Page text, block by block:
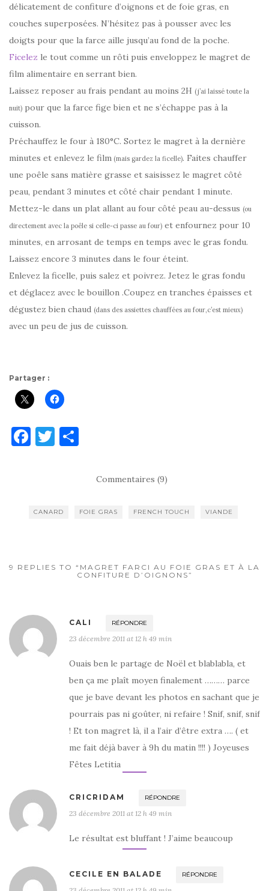
délicatement de confiture d’oignons et de foie gras, en
couches superposées. N’hésitez pas à pousser avec les
doigts pour que la farce aille jusqu’au fond de la poche.
Ficelez le tout comme un rôti puis enveloppez le magret de
film alimentaire en serrant bien.
Laissez reposer au frais pendant au moins 2H (j’ai laissé toute la
nuit) pour que la farce fige bien et ne s’échappe pas à la
cuisson.
Préchauffez le four à 180°C. Sortez le magret à la dernière
minutes et enlevez le film (mais gardez la ficelle). Faites chauffer
une poêle sans matière grasse et saisissez le magret côté
peau, pendant 3 minutes et côté chair pendant 1 minute.
Mettez-le dans un plat allant au four côté peau au-dessus (ou
directement avec la poêle si celle-ci passe au four) et enfournez pour 10
minutes, en arrosant de temps en temps avec le gras fondu.
Laissez encore 3 minutes dans le four éteint.
Enlevez la ficelle, puis salez et poivrez. Jetez le gras fondu
et déglacez avec le bouillon .Coupez en tranches épaisses et
dégustez bien chaud (dans des assiettes chauffées au four,c’est mieux)
avec un peu de jus de cuisson.
Partager :
F
b
k
T
r er
Commentaires (9)
CANARD FOIE GRAS FRENCH TOUCH VIANDE
9 REPLIES TO “MAGRET FARCI AU FOIE GRAS ET À LA
CONFITURE D’OIGNONS”
CALI RÉPONDRE
23 décembre 2011 at 12 h 49 min
Ouais ben le partage de Noël et blablabla, et
ben ça me plaît moyen finalement ……… parce
que je bave devant les photos en sachant que je
pourrais pas ni goûter, ni refaire ! Snif, snif, snif
! Et ton magret là, il a l’air d’être extra …. ( et
me fait déjà baver à 9h du matin !!!! ) Joyeuses
Fêtes Letitia
CRICRIDAM RÉPONDRE
23 décembre 2011 at 12 h 49 min
Le résultat est bluffant ! J’aime beaucoup
CECILE EN BALADE RÉPONDRE